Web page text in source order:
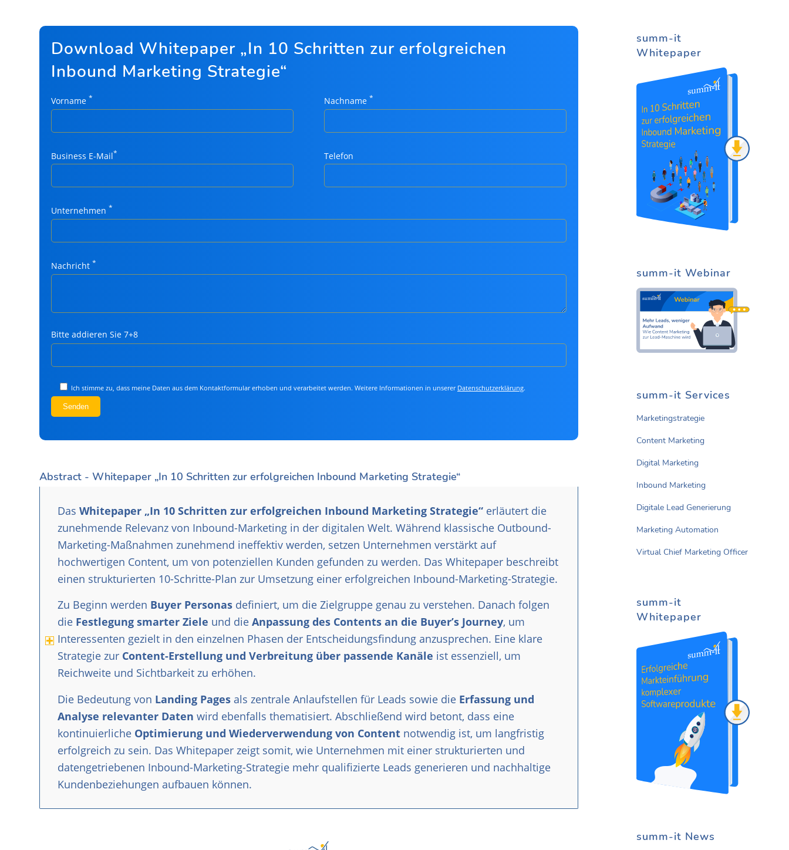
Download Whitepaper „In 10 Schritten zur erfolgreichen
Inbound Marketing Strategie“
Vorname * Nachname*
Business E-Mail* Telefon
Unternehmen *
Nachricht *
Bitte
dieses
Feld
leer.
Bitte addieren Sie 7+8
Ich stimme zu, dass meine Daten aus dem Kontaktformular erhoben und verarbeitet werden. Weitere Informationen in unserer Datenschutzerklärung.
Abstract - Whitepaper „In 10 Schritten zur erfolgreichen Inbound Marketing Strategie“
Das Whitepaper „In 10 Schritten zur erfolgreichen Inbound Marketing Strategie“ erläutert die
zunehmende Relevanz von Inbound-Marketing in der digitalen Welt. Während klassische Outbound-
Marketing-Maßnahmen zunehmend ineffektiv werden, setzen Unternehmen verstärkt auf
hochwertigen Content, um von potenziellen Kunden gefunden zu werden. Das Whitepaper beschreibt
einen strukturierten 10-Schritte-Plan zur Umsetzung einer erfolgreichen Inbound-Marketing-Strategie.
Zu Beginn werden Buyer Personas definiert, um die Zielgruppe genau zu verstehen. Danach folgen
die Festlegung smarter Ziele und die Anpassung des Contents an die Buyer’s Journey, um
Interessenten gezielt in den einzelnen Phasen der Entscheidungsfindung anzusprechen. Eine klare
Strategie zur Content-Erstellung und Verbreitung über passende Kanäle ist essenziell, um
Reichweite und Sichtbarkeit zu erhöhen.
Die Bedeutung von Landing Pages als zentrale Anlaufstellen für Leads sowie die Erfassung und
Analyse relevanter Daten wird ebenfalls thematisiert. Abschließend wird betont, dass eine
kontinuierliche Optimierung und Wiederverwendung von Content notwendig ist, um langfristig
erfolgreich zu sein. Das Whitepaper zeigt somit, wie Unternehmen mit einer strukturierten und
datengetriebenen Inbound-Marketing-Strategie mehr qualifizierte Leads generieren und nachhaltige
Kundenbeziehungen aufbauen können.
summ-it
Whitepaper
summ-it Webinar
summ-it Services
Marketingstrategie
Content Marketing
Digital Marketing
Inbound Marketing
Digitale Lead Generierung
Marketing Automation
Virtual Chief Marketing Officer
summ-it
Whitepaper
summ-it News